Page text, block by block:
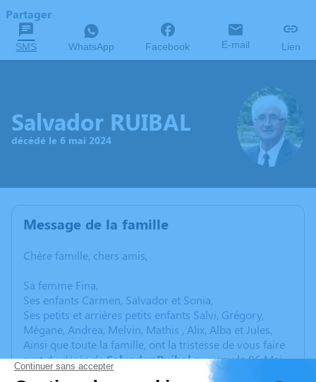
Partager
SMS WhatsApp Facebook E-mail Lien
Salvador RUIBAL
décédé le 6 mai 2024
Message de la famille
Chère famille, chers amis,
Sa femme Fina,
Ses enfants Carmen, Salvador et Sonia,
Ses petits et arrières petits enfants Salvi, Grégory,
Mégane, Andrea, Melvin, Mathis , Alix, Alba et Jules,
Ainsi que toute la famille, ont la tristesse de vous faire
part du décès deSalvador Ruibalsurvenu le 06 Mai
2024.